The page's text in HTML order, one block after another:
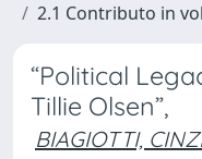
2.1 Contributo in
“Political
Tillie Olsen”,
BIAGIOTTI,